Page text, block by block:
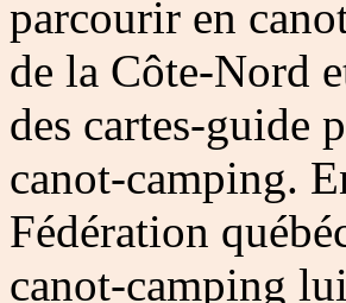
parcourir en
de la Côte-Nord
des cartes-guide
canot-camping.
Fédération
canot-camping